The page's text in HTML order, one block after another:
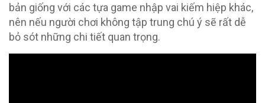
bản giống với các tựa game nhập vai kiếm hiệp khác,
nên nếu người chơi không tập trung chú ý sẽ rất dễ
bỏ sót những chi tiết quan trọng.